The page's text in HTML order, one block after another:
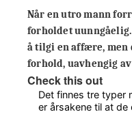
Når en utro mann
forholdet
å tilgi en affære, men
forhold, uavhengig
Check this out
Det finnes tre typer
er årsakene til at de